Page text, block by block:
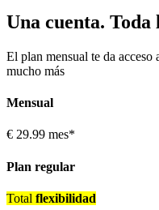
Una cuenta.
El plan mensual te da acceso
mucho más
Mensual
€ 29.99 mes*
Plan regular
Total flexibilidad